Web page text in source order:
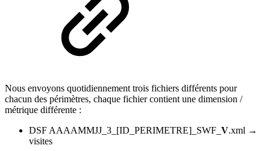
Nous envoyons quotidiennement trois fichiers différents pour
chacun des périmètres, chaque fichier contient une dimension /
métrique différente :
DSF AAAAMMJJ_3_[ID_PERIMETRE]_SWF_ V.xml →
visites